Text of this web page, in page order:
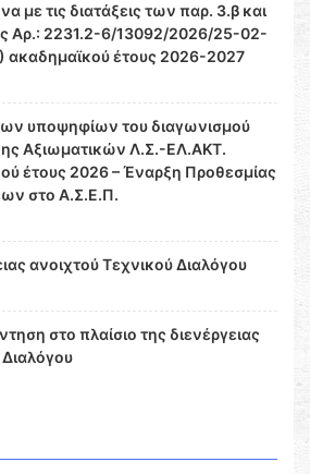
με τις διατάξεις των παρ. 3.β και
Αρ.: 2231.2-6/13092/2026/25-02-
ακαδημαϊκού έτους 2026-2027
υποψηφίων του διαγωνισμού
Αξιωματικών Λ.Σ.-ΕΛ.ΑΚΤ.
έτους 2026 – Έναρξη Προθεσμίας
στο Α.Σ.Ε.Π.
ανοιχτού Τεχνικού Διαλόγου
στο πλαίσιο της διενέργειας